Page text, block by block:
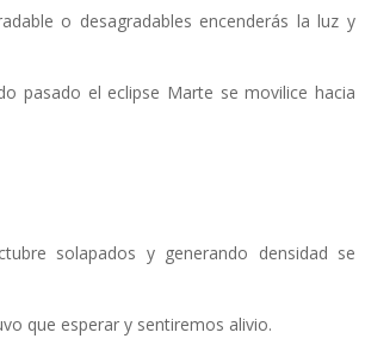
o desagradables encenderás la luz y
pasado el eclipse Marte se movilice hacia
solapados y generando densidad se
que esperar y sentiremos alivio.